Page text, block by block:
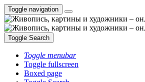
Toggle navigation
Toggle Search
Toggle menubar
Toggle fullscreen
Boxed page